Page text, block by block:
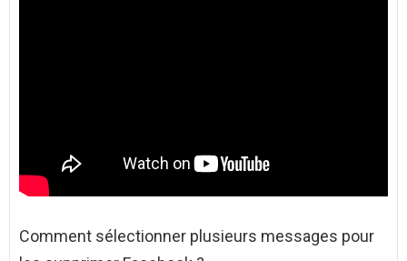
Comment sélectionner plusieurs messages pour